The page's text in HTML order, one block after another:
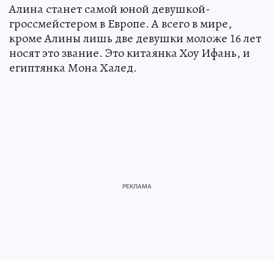
Алина станет самой юной девушкой-
гроссмейстером в Европе. А всего в мире,
кроме Алины лишь две девушки моложе 16 лет
носят это звание. Это китаянка Хоу Ифань, и
египтянка Мона Халед.